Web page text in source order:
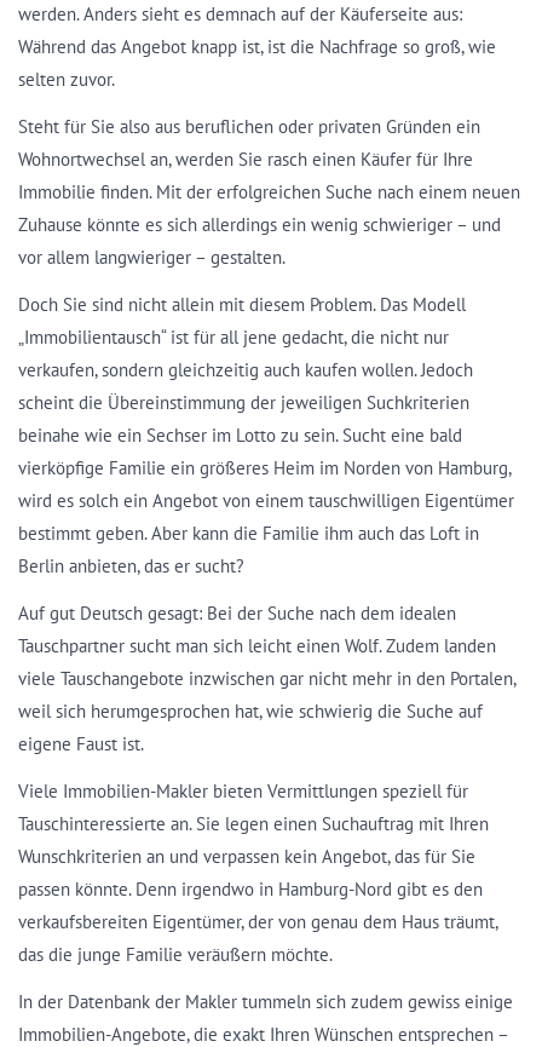
werden. Anders sieht es demnach auf der Käuferseite aus:
Während das Angebot knapp ist, ist die Nachfrage so groß, wie
selten zuvor.
Steht für Sie also aus beruflichen oder privaten Gründen ein
Wohnortwechsel an, werden Sie rasch einen Käufer für Ihre
Immobilie finden. Mit der erfolgreichen Suche nach einem neuen
Zuhause könnte es sich allerdings ein wenig schwieriger – und
vor allem langwieriger – gestalten.
Doch Sie sind nicht allein mit diesem Problem. Das Modell
„Immobilientausch“ ist für all jene gedacht, die nicht nur
verkaufen, sondern gleichzeitig auch kaufen wollen. Jedoch
scheint die Übereinstimmung der jeweiligen Suchkriterien
beinahe wie ein Sechser im Lotto zu sein. Sucht eine bald
vierköpfige Familie ein größeres Heim im Norden von Hamburg,
wird es solch ein Angebot von einem tauschwilligen Eigentümer
bestimmt geben. Aber kann die Familie ihm auch das Loft in
Berlin anbieten, das er sucht?
Auf gut Deutsch gesagt: Bei der Suche nach dem idealen
Tauschpartner sucht man sich leicht einen Wolf. Zudem landen
viele Tauschangebote inzwischen gar nicht mehr in den Portalen,
weil sich herumgesprochen hat, wie schwierig die Suche auf
eigene Faust ist.
Viele Immobilien-Makler bieten Vermittlungen speziell für
Tauschinteressierte an. Sie legen einen Suchauftrag mit Ihren
Wunschkriterien an und verpassen kein Angebot, das für Sie
passen könnte. Denn irgendwo in Hamburg-Nord gibt es den
verkaufsbereiten Eigentümer, der von genau dem Haus träumt,
das die junge Familie veräußern möchte.
In der Datenbank der Makler tummeln sich zudem gewiss einige
Immobilien-Angebote, die exakt Ihren Wünschen entsprechen –